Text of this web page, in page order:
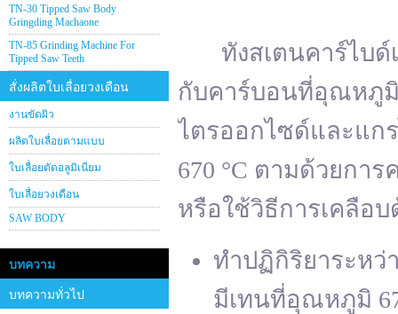
TN-30 Tipped Saw Body
Gringding Machaone
TN-85 Grinding Machine For
Tipped Saw Teeth
สั่งผลิตใบเลื่อยวงเดือน
งานขัดผิว
ผลิตใบเลื่อยตามแบบ
ใบเลื่อยตัดอลูมิเนียม
ใบเลื่อยวงเดือน
SAW BODY
บทความ
บทความทั่วไป
ทังสเตนคาร์ไบด์เ
กับคาร์บอนที่อุณหภูมิ
ไตรออกไซด์และแก
670 °C ตามด้วยกา
หรือใช้วิธีการเคลือบ
ทำปฏิกิริยาระหว่
มีเทนที่อุณหภูมิ